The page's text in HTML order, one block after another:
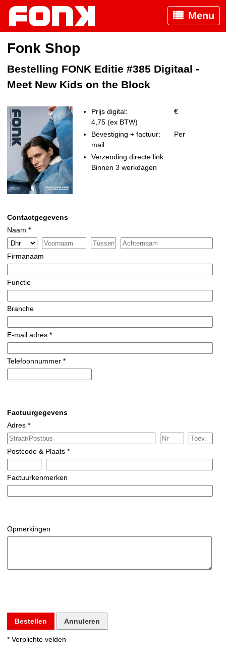
Menu
Fonk Shop
Bestelling FONK Editie #385 Digitaal -
Meet New Kids on the Block
Prijs digital:
€
4,75 (ex BTW)
Bevestiging + factuur:
Per
mail
Verzending directe link:
Binnen 3 werkdagen
Contactgegevens
Naam *
Firmanaam
Functie
Branche
E-mail adres *
Telefoonnummer *
Factuurgegevens
Adres *
Postcode & Plaats *
Factuurkenmerken
Opmerkingen
Bestellen Annuleren
* Verplichte velden